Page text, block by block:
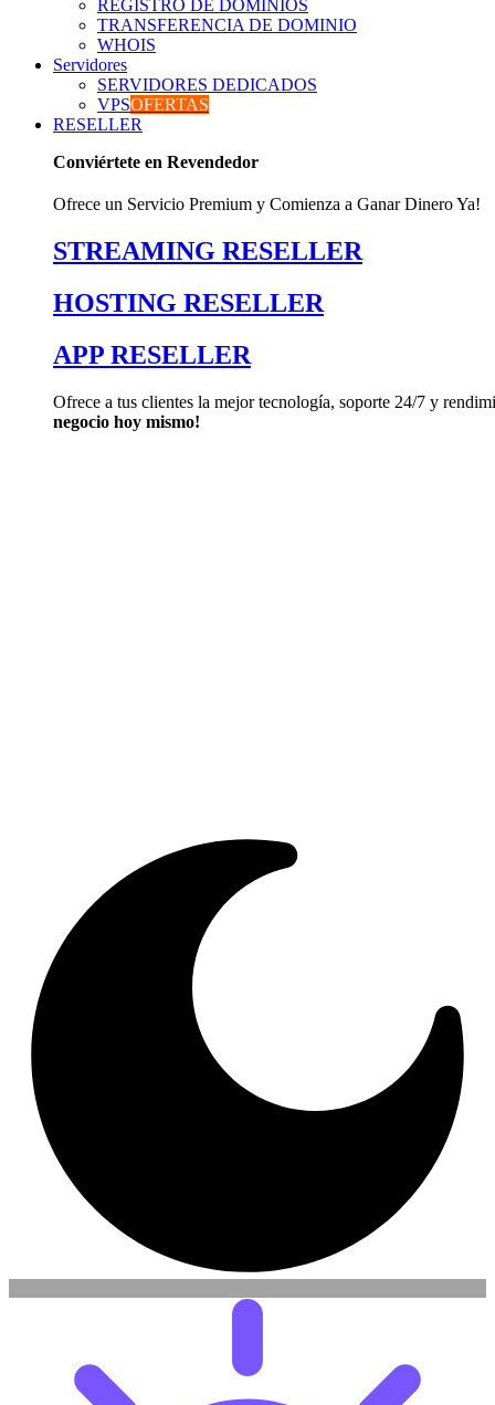
REGISTRO DE DOMINIOS
TRANSFERENCIA DE DOMINIO
WHOIS
Servidores
SERVIDORES DEDICADOS
VPSOFERTAS
RESELLER
Conviértete en Revendedor
Ofrece un Servicio Premium y Comienza a Ganar Dinero Ya!
STREAMING RESELLER
HOSTING RESELLER
APP RESELLER
Ofrece a tus clientes la mejor tecnología, soporte 24/7 y
negocio hoy mismo!